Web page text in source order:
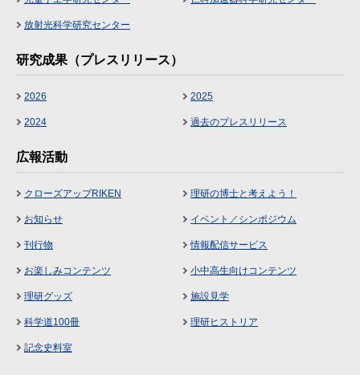
放射光科学研究センター
研究成果（プレスリリース）
2026 2025
2024 過去のプレスリリース
広報活動
クローズアップRIKEN 理研の博士と考えよう！
お知らせ イベント／シンポジウム
刊行物 情報配信サービス
お楽しみコンテンツ 小中高生向けコンテンツ
理研グッズ 施設見学
科学道100冊 理研ヒストリア
記念史料室